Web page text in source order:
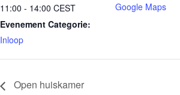
11:00 - 14:00 CEST
Evenement Categorie:
Inloop
Google Maps
Open huiskamer